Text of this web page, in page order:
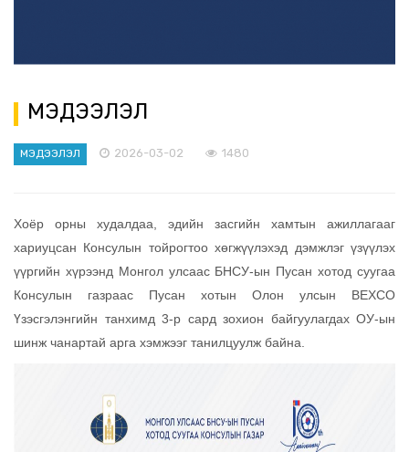
МЭДЭЭЛЭЛ
МЭДЭЭЛЭЛ 2026-03-02 1480
Хоёр орны худалдаа, эдийн засгийн хамтын ажиллагааг
хариуцсан Консулын тойрогтоо хөгжүүлэхэд дэмжлэг үзүүлэх
үүргийн хүрээнд Монгол улсаас БНСУ-ын Пусан хотод суугаа
Консулын газраас Пусан хотын Олон улсын BEXCO
Үзэсгэлэнгийн танхимд 3-р сард зохион байгуулагдах ОУ-ын
шинж чанартай арга хэмжээг танилцуулж байна.